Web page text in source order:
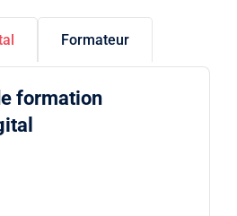
Formateur
formation